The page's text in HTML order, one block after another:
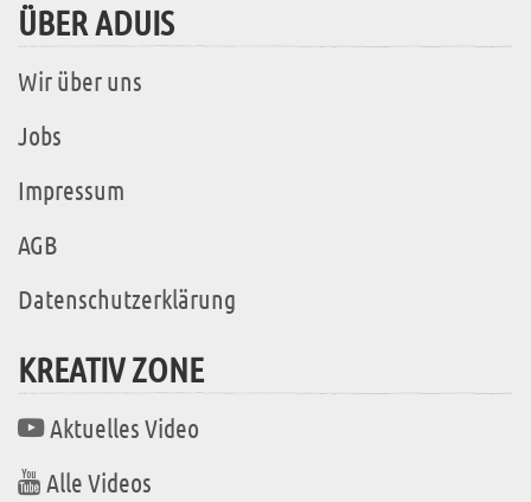
ÜBER ADUIS
Wir über uns
Jobs
Impressum
AGB
Datenschutzerklärung
KREATIV ZONE
Aktuelles Video
Alle Videos